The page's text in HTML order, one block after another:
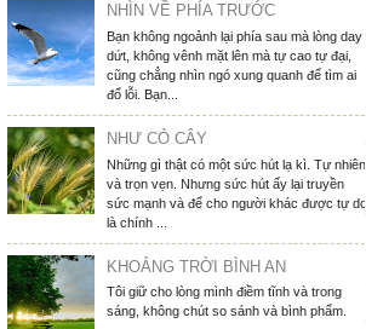
NHÌN VỀ PHÍA TRƯỚC
Bạn không ngoảnh lại phía sau mà lòng day
dứt, không vênh mặt lên mà tự cao tự đại,
cũng chẳng nhìn ngó xung quanh để tìm ai
đổ lỗi. Bạn...
NHƯ CỎ CÂY
Những gì thật có một sức hút lạ kì. Tự nhiên
và trọn vẹn. Nhưng sức hút ấy lại truyền
sức mạnh và để cho người khác được tự do
là chính ...
KHOẢNG TRỜI BÌNH AN
Tôi giữ cho lòng mình điềm tĩnh và trong
sáng, không chút so sánh và bình phẩm.